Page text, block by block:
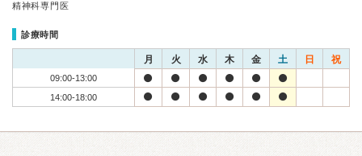
精神科専門医
診療時間
月 火 水 木 金 土 日 祝
09:00-13:00
14:00-18:00